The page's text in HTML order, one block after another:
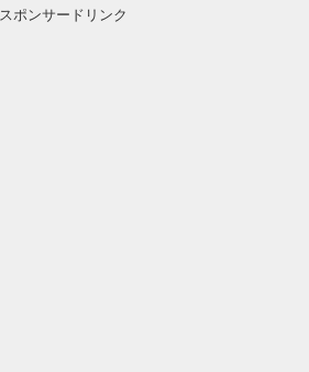
スポンサードリンク